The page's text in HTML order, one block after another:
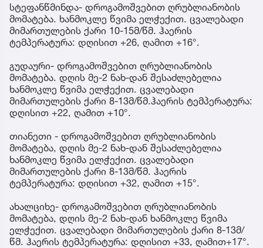
სტეფანწმინდა- დროგამოშვებით ღრუბლიანობის
მომატება. ხანმოკლე წვიმა ელჭექით. ცვალებადი
მიმართულების ქარი 10-15მ/წმ. ჰაერის
ტემპერატურა: დღისით +26, ღამით +16°.
გუდაური- დროგამოშვებით ღრუბლიანობის
მომატება. დღის მე-2 ნახ-დან შესაძლებელია
ხანმოკლე წვიმა ელჭექით. ცვალებადი
მიმართულების ქარი 8-13მ/წმ.ჰაერის ტემპერატურა:
დღისით +22, ღამით +10°.
თიანეთი - დროგამოშვებით ღრუბლიანობის
მომატება, დღის მე-2 ნახ-დან შესაძლებელია
ხანმოკლე წვიმა ელჭექით. ცვალებადი
მიმართულების ქარი 8-13მ/წმ. ჰაერის
ტემპერატურა: დღისით +32, ღამით +15°.
ახალციხე- დროგამოშვებით ღრუბლიანობის
მომატება, დღის მე-2 ნახ-დან ხანმოკლე წვიმა
ელჭექით. ცვალებადი მიმართულების ქარი 8-13მ/
წმ. ჰაერის ტემპერატურა: დღისით +33, ღამით+17°.